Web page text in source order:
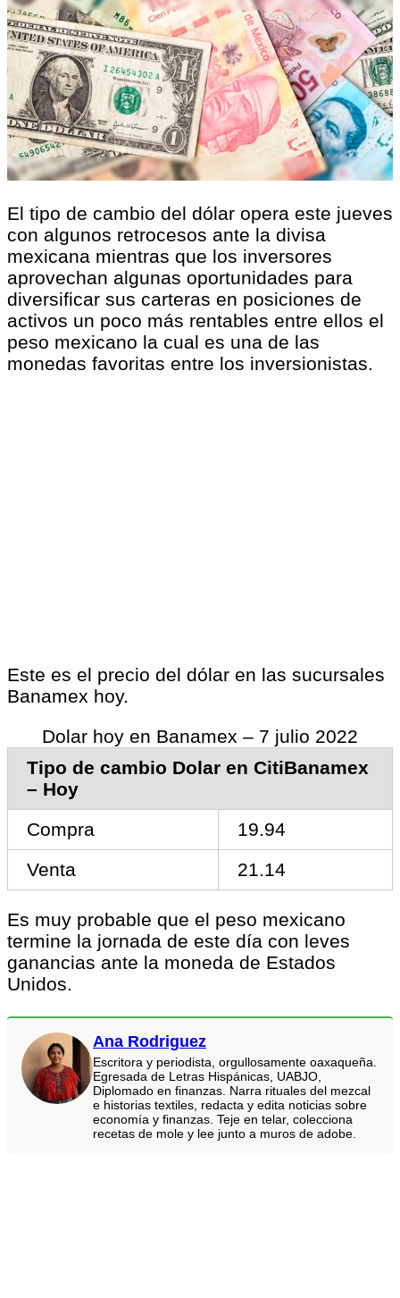
El tipo de cambio del dólar opera este jueves
con algunos retrocesos ante la divisa
mexicana mientras que los inversores
aprovechan algunas oportunidades para
diversificar sus carteras en posiciones de
activos un poco más rentables entre ellos el
peso mexicano la cual es una de las
monedas favoritas entre los inversionistas.
Este es el precio del dólar en las sucursales
Banamex hoy.
Dolar hoy en Banamex – 7 julio 2022
Tipo de cambio Dolar en CitiBanamex
– Hoy
Compra
19.94
Venta
21.14
Es muy probable que el peso mexicano
termine la jornada de este día con leves
ganancias ante la moneda de Estados
Unidos.
Ana Rodriguez
Escritora y periodista, orgullosamente oaxaqueña.
Egresada de Letras Hispánicas, UABJO,
Diplomado en finanzas. Narra rituales del mezcal
e historias textiles, redacta y edita noticias sobre
economía y finanzas. Teje en telar, colecciona
recetas de mole y lee junto a muros de adobe.